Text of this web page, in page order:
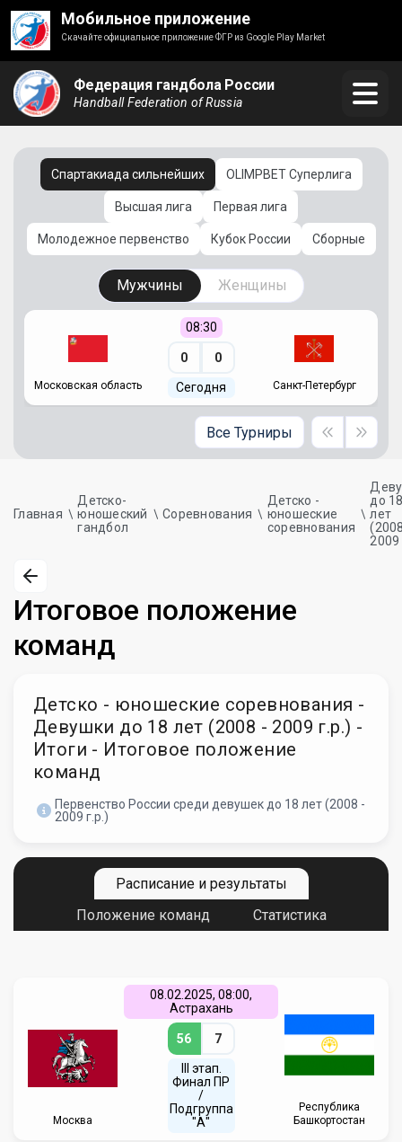
Мобильное приложение
Скачайте официальное приложение ФГР из Google Play Market
Федерация гандбола России
Handball Federation of Russia
Спартакиада сильнейших OLIMPBET Суперлига
Высшая лига Первая лига
Молодежное первенство Кубок России Сборные
Мужчины Женщины
Московская область
08:30
0 0
Сегодня Санкт-Петербург
Все Турниры
Главная
Детско-
юношеский
гандбол
Соревнования
Детско -
юношеские
соревнования
до
лет
2009
Итоговое положение
команд
Детско - юношеские соревнования -
Девушки до 18 лет (2008 - 2009 г.р.) -
Итоги - Итоговое положение
команд
Первенство России среди девушек до 18 лет (2008 -
2009 г.р.)
Расписание и результаты
Положение команд
Статистика
Москва
08.02.2025, 08:00,
Астрахань
56 7
III этап.
Финал ПР
/
Подгруппа
"А"
Республика
Башкортостан